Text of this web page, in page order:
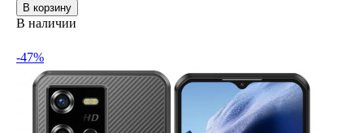
В корзину
В наличии
-47%